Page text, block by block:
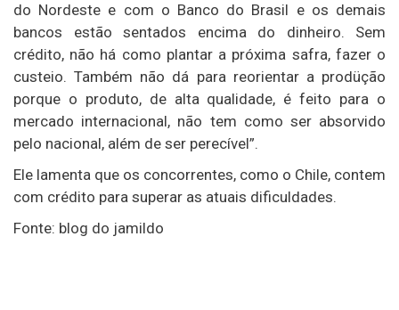
do Nordeste e com o Banco do Brasil e os demais
bancos estão sentados encima do dinheiro. Sem
crédito, não há como plantar a próxima safra, fazer o
custeio. Também não dá para reorientar a prodüção
porque o produto, de alta qualidade, é feito para o
mercado internacional, não tem como ser absorvido
pelo nacional, além de ser perecível”.
Ele lamenta que os concorrentes, como o Chile, contem
com crédito para superar as atuais dificuldades.
Fonte: blog do jamildo